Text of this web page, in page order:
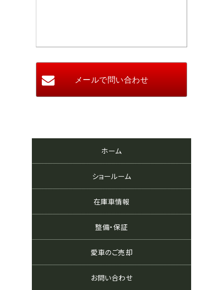
ホーム
ショールーム
在庫車情報
整備・保証
愛車のご売却
お問い合わせ